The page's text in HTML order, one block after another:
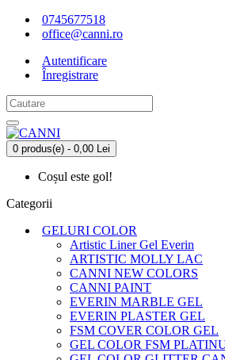
0745677518
office@canni.ro
Autentificare
Înregistrare
0 produs(e) - 0,00 Lei
Coșul este gol!
Categorii
GELURI COLOR
Artistic Liner Gel Everin
ARTISTIC MOLLY LAC
CANNI NEW COLORS
CANNI PAINT
EVERIN MARBLE GEL
EVERIN PLASTER GEL
FSM COVER COLOR GEL
GEL COLOR FSM